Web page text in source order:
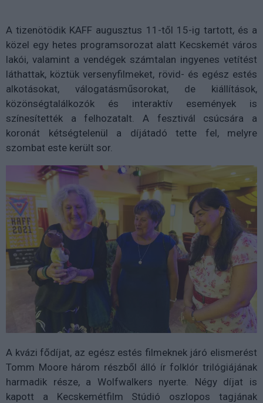
A tizenötödik KAFF augusztus 11-től 15-ig tartott, és a
közel egy hetes programsorozat alatt Kecskemét város
lakói, valamint a vendégek számtalan ingyenes vetítést
láthattak, köztük versenyfilmeket, rövid- és egész estés
alkotásokat, válogatásműsorokat, de kiállítások,
közönségtalálkozók és interaktív események is
színesítették a felhozatalt. A fesztivál csúcsára a
koronát kétségtelenül a díjátadó tette fel, melyre
szombat este került sor.
A kvázi fődíjat, az egész estés filmeknek járó elismerést
Tomm Moore három részből álló ír folklór trilógiájának
harmadik része, a Wolfwalkers nyerte. Négy díjat is
kapott a Kecskemétfilm Stúdió oszlopos tagjának